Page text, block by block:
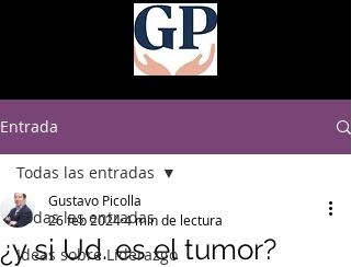
Entrada
Todas las entradas
Ideas sobre Liderazgo
Todas las entradas
¿y si Ud. es el tumor?
Gustavo Picolla
26 feb 20244 min de lectura